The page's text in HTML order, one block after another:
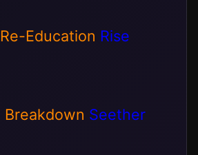
Re-Education Rise
Breakdown Seether